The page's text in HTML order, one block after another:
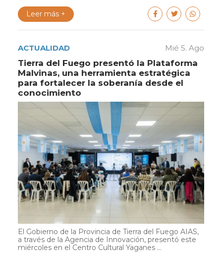
Leer más +
ACTUALIDAD Mié 5. Ago
Tierra del Fuego presentó la Plataforma
Malvinas, una herramienta estratégica
para fortalecer la soberanía desde el
conocimiento
El Gobierno de la Provincia de Tierra del Fuego AIAS,
a través de la Agencia de Innovación, presentó este
miércoles en el Centro Cultural Yaganes ...